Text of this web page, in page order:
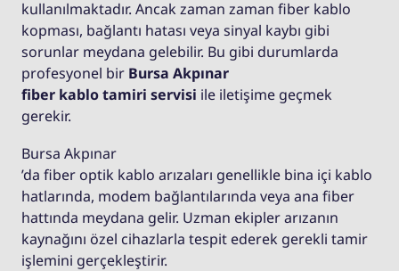
kullanılmaktadır. Ancak zaman zaman fiber kablo
kopması, bağlantı hatası veya sinyal kaybı gibi
sorunlar meydana gelebilir. Bu gibi durumlarda
profesyonel bir Bursa Akpınar
fiber kablo tamiri servisi ile iletişime geçmek
gerekir.
Bursa Akpınar
’da fiber optik kablo arızaları genellikle bina içi kablo
hatlarında, modem bağlantılarında veya ana fiber
hattında meydana gelir. Uzman ekipler arızanın
kaynağını özel cihazlarla tespit ederek gerekli tamir
işlemini gerçekleştirir.